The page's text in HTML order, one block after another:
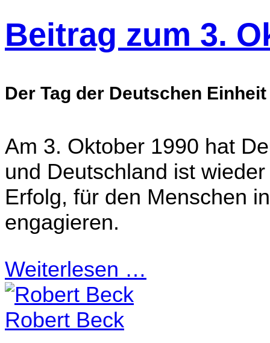
Beitrag zum 3.
Der Tag der Deutschen Einheit
Am 3. Oktober 1990 hat
und Deutschland ist
Erfolg, für den Menschen
engagieren.
Weiterlesen …
Robert Beck